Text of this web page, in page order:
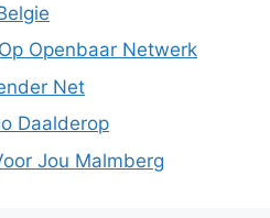
Openbaar Netwerk
Net
Daalderop
Jou Malmberg